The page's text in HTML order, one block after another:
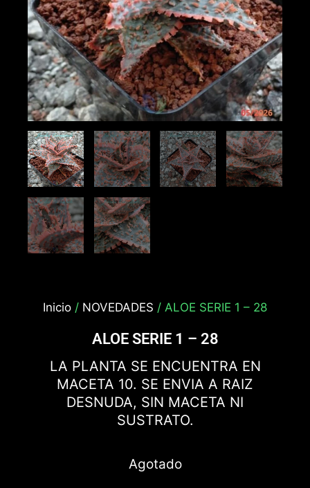
Inicio / NOVEDADES / ALOE SERIE 1 – 28
ALOE SERIE 1 – 28
LA PLANTA SE ENCUENTRA EN
MACETA 10. SE ENVIA A RAIZ
DESNUDA, SIN MACETA NI
SUSTRATO.
Agotado